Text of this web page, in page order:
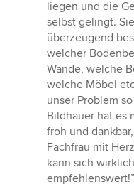
liegen und die
selbst gelingt.
überzeugend
welcher
Wände, welche
welche Möbel
unser Problem
Bildhauer hat es
froh und
Fachfrau mit
kann sich
empfehlenswert!”